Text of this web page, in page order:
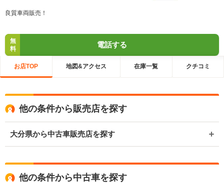
良質車両販売！
無
料
電話する
お店TOP 地図&アクセス 在庫一覧 クチコミ
他の条件から販売店を探す
大分県から中古車販売店を探す
他の条件から中古車を探す